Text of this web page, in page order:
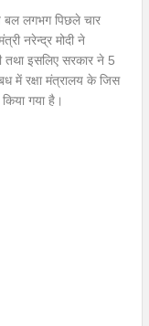
बल लगभग पिछले चार
नरेन्‍द्र मोदी ने
तथा इसलिए सरकार ने 5
में रक्षा मंत्रालय के जिस
गया है।